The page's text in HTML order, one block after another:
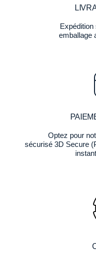
emballage
Optez pour
sécurisé 3D Secure